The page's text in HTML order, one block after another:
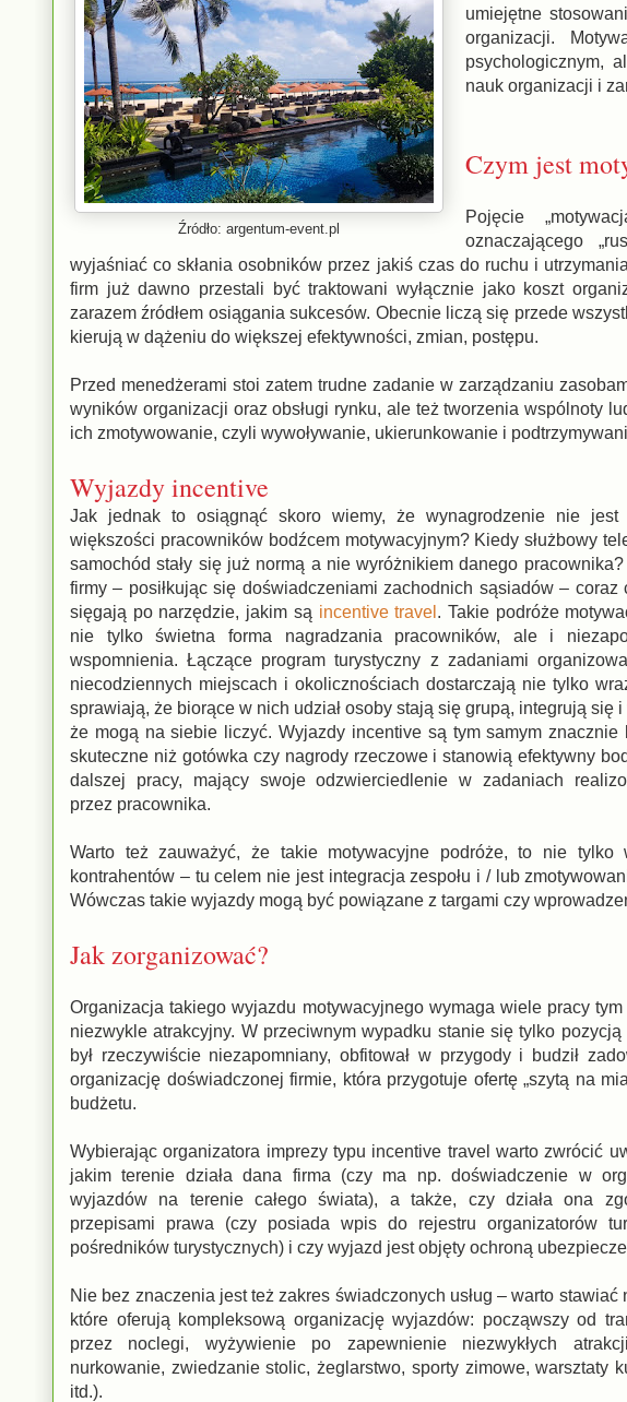
Źródło: argentum-event.pl
umiejętne
organizacji.
psychologicznym,
nauk organizacji i
Czym jest
Pojęcie
oznaczającego
wyjaśniać co skłania osobników przez jakiś czas do ruchu i
firm już dawno przestali być traktowani wyłącznie jako koszt
zarazem źródłem osiągania sukcesów. Obecnie liczą się przede
kierują w dążeniu do większej efektywności, zmian, postępu.
Przed menedżerami stoi zatem trudne zadanie w zarządzaniu
wyników organizacji oraz obsługi rynku, ale też tworzenia wspólnoty
ich zmotywowanie, czyli wywoływanie, ukierunkowanie i
Wyjazdy incentive
Jak jednak to osiągnąć skoro wiemy, że wynagrodzenie nie
większości pracowników bodźcem motywacyjnym? Kiedy służbowy
samochód stały się już normą a nie wyróżnikiem danego
firmy – posiłkując się doświadczeniami zachodnich sąsiadów – coraz
sięgają po narzędzie, jakim są incentive travel . Takie podróże
nie tylko świetna forma nagradzania pracowników, ale i
wspomnienia. Łączące program turystyczny z zadaniami
niecodziennych miejscach i okolicznościach dostarczają nie tylko
sprawiają, że biorące w nich udział osoby stają się grupą, integrują się i
że mogą na siebie liczyć. Wyjazdy incentive są tym samym znacznie
skuteczne niż gotówka czy nagrody rzeczowe i stanowią efektywny
dalszej pracy, mający swoje odzwierciedlenie w zadaniach
przez pracownika.
Warto też zauważyć, że takie motywacyjne podróże, to nie tylko
kontrahentów – tu celem nie jest integracja zespołu i / lub
Wówczas takie wyjazdy mogą być powiązane z targami czy
Jak zorganizować?
Organizacja takiego wyjazdu motywacyjnego wymaga wiele pracy
niezwykle atrakcyjny. W przeciwnym wypadku stanie się tylko
był rzeczywiście niezapomniany, obfitował w przygody i budził
organizację doświadczonej firmie, która przygotuje ofertę „szytą na
budżetu.
Wybierając organizatora imprezy typu incentive travel warto zwrócić
jakim terenie działa dana firma (czy ma np. doświadczenie w
wyjazdów na terenie całego świata), a także, czy działa ona
przepisami prawa (czy posiada wpis do rejestru organizatorów
pośredników turystycznych) i czy wyjazd jest objęty ochroną
Nie bez znaczenia jest też zakres świadczonych usług – warto stawiać
które oferują kompleksową organizację wyjazdów: począwszy od
przez noclegi, wyżywienie po zapewnienie niezwykłych
nurkowanie, zwiedzanie stolic, żeglarstwo, sporty zimowe, warsztaty
itd.).